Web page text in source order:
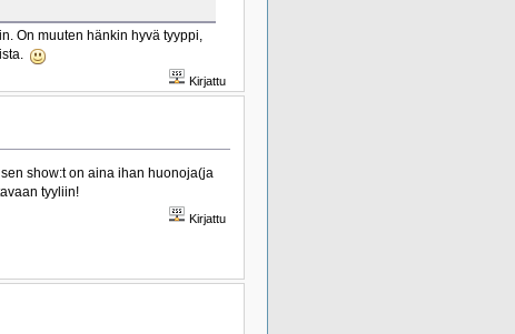
On muuten hänkin hyvä tyyppi,
Kirjattu
show:t on aina ihan huonoja(ja
tyyliin!
Kirjattu